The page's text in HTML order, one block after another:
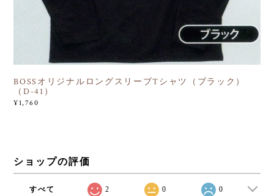
BOSSオリジナルロングスリーブTシャツ（ブラック）
（D-41）
¥1,760
ショップの評価
すべて 2 0 0